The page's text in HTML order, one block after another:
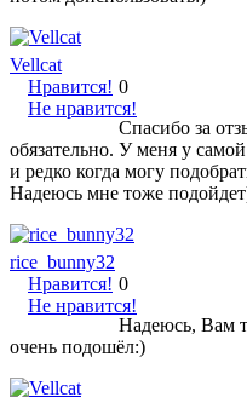
Vellcat
Нравится!
Не нравится!
0
Спасибо за
обязательно. У меня у
и редко когда могу
Надеюсь мне тоже
rice_bunny32
Нравится!
Не нравится!
0
Надеюсь, Вам
очень подошёл:)